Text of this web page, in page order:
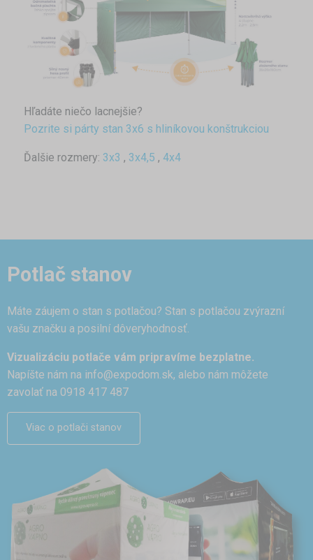
Hľadáte niečo lacnejšie?
Pozrite si párty stan 3x6 s hliníkovou konštrukciou
Ďalšie rozmery: 3x3 , 3x4,5 , 4x4
Potlač stanov
Máte záujem o stan s potlačou? Stan s potlačou zvýrazní
vašu značku a posilní dôveryhodnosť.
Vizualizáciu potlače vám pripravíme bezplatne.
Napíšte nám na info@expodom.sk, alebo nám môžete
zavolať na 0918 417 487
Viac o potlači stanov